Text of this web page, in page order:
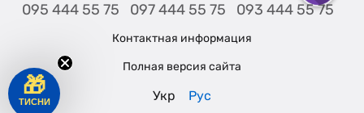
095 444 55 75 097 444 55 75 093 444 55 75
Контактная информация
Полная версия сайта
Укр Рус
🎁
ТИСНИ